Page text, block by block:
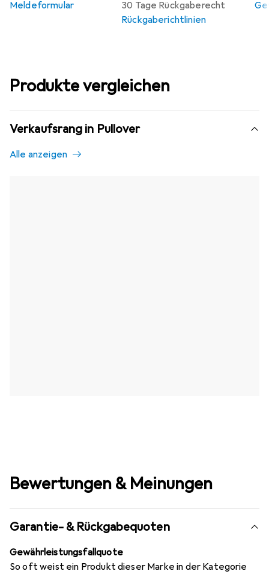
30 Tage Rückgaberecht
Rückgaberichtlinien
Meldeformular
Produkte vergleichen
Verkaufsrang in Pullover
Alle anzeigen
Bewertungen & Meinungen
Garantie- & Rückgabequoten
Gewährleistungsfallquote
So oft weist ein Produkt dieser Marke in der Kategorie